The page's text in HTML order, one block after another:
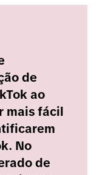
de
ao
mais fácil
No
de